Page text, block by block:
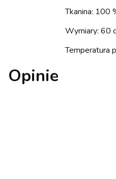
Tkanina: 100
Wymiary: 60
Temperatura
Opinie